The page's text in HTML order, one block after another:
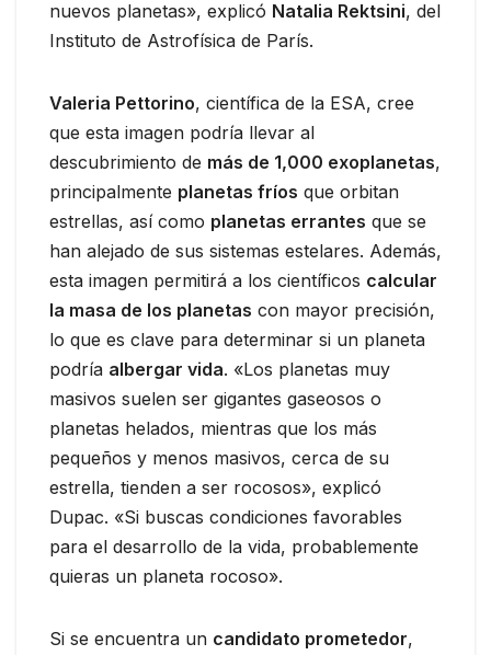
nuevos planetas», explicó Natalia Rektsini, del
Instituto de Astrofísica de París.
Valeria Pettorino, científica de la ESA, cree
que esta imagen podría llevar al
descubrimiento de más de 1,000 exoplanetas,
principalmente planetas fríos que orbitan
estrellas, así como planetas errantes que se
han alejado de sus sistemas estelares. Además,
esta imagen permitirá a los científicos calcular
la masa de los planetas con mayor precisión,
lo que es clave para determinar si un planeta
podría albergar vida. «Los planetas muy
masivos suelen ser gigantes gaseosos o
planetas helados, mientras que los más
pequeños y menos masivos, cerca de su
estrella, tienden a ser rocosos», explicó
Dupac. «Si buscas condiciones favorables
para el desarrollo de la vida, probablemente
quieras un planeta rocoso».
Si se encuentra un candidato prometedor,